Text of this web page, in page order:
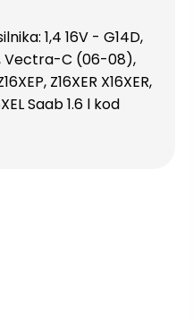
1,4 16V - G14D,
Vectra-C (06-08),
Z16XER X16XER,
Saab 1.6 l kod